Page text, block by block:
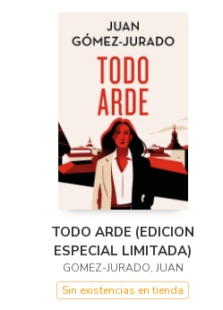
TODO ARDE (EDICION
ESPECIAL LIMITADA)
GOMEZ-JURADO, JUAN
Sin existencias en tienda